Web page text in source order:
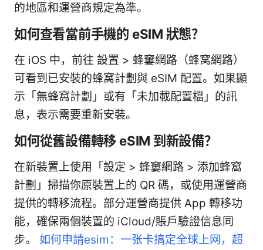
的地區和運營商規定為準。
如何查看當前手機的 eSIM 狀態？
在 iOS 中，前往 設置 > 蜂窶網路（蜂窝網路）
可看到已安裝的蜂窩計劃與 eSIM 配置。如果顯
示「無蜂窩計劃」或有「未加載配置檔」的訊
息，表示需要重新安裝。
如何從舊設備轉移 eSIM 到新設備？
在新裝置上使用「設定 > 蜂窶網路 > 添加蜂窩
計劃」掃描你原裝置上的 QR 碼，或使用運營商
提供的轉移流程。部分運營商提供 App 轉移功
能，確保兩個裝置的 iCloud/賬戶驗證信息同
步。 如何申請esim：一张卡搞定全球上网，超